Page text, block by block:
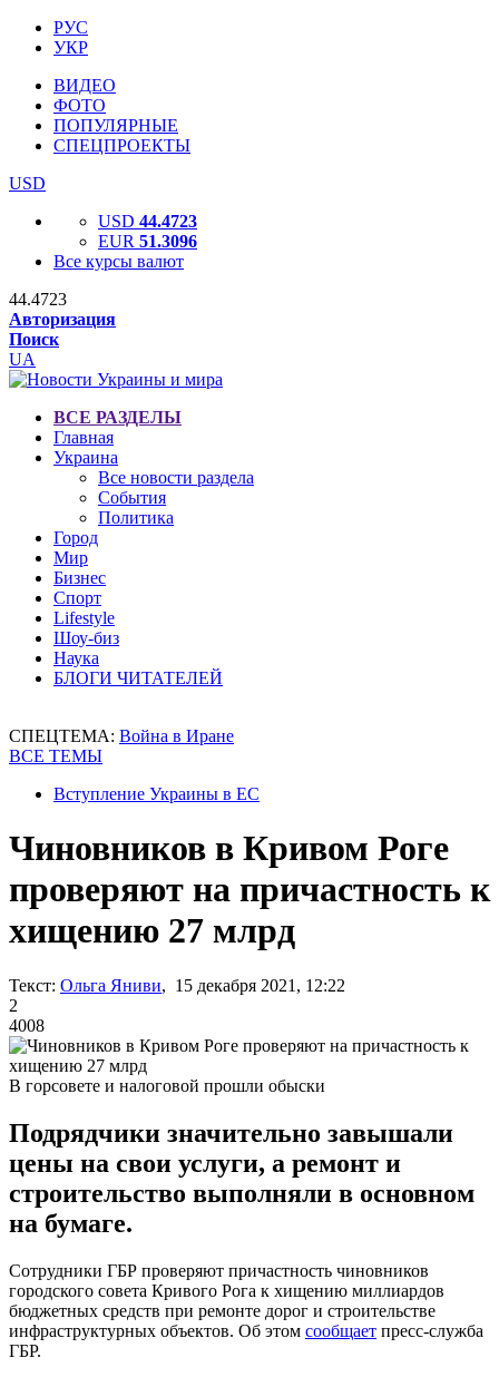
РУС
УКР
ВИДЕО
ФОТО
ПОПУЛЯРНЫЕ
СПЕЦПРОЕКТЫ
USD
USD 44.4723
EUR 51.3096
Все курсы валют
44.4723
Авторизация
Поиск
UA
ВСЕ РАЗДЕЛЫ
Главная
Украина
Все новости раздела
События
Политика
Город
Мир
Бизнес
Спорт
Lifestyle
Шоу-биз
Наука
БЛОГИ ЧИТАТЕЛЕЙ
СПЕЦТЕМА: Война в Иране
ВСЕ ТЕМЫ
Вступление Украины в ЕС
Чиновников в Кривом Роге
проверяют на причастность к
хищению 27 млрд
Текст: Ольга Яниви, 15 декабря 2021, 12:22
2
4008
В горсовете и налоговой прошли обыски
Подрядчики значительно завышали
цены на свои услуги, а ремонт и
строительство выполняли в основном
на бумаге.
Сотрудники ГБР проверяют причастность чиновников
городского совета Кривого Рога к хищению миллиардов
бюджетных средств при ремонте дорог и строительстве
инфраструктурных объектов. Об этом сообщает пресс-служба
ГБР.